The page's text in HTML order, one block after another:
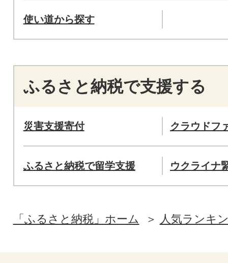
使い道から探す
ふるさと納税で支援する
災害支援寄付 クラウドフ
ふるさと納税で留学支援 ウクライナ
「ふるさと納税」ホーム 人気ランキ